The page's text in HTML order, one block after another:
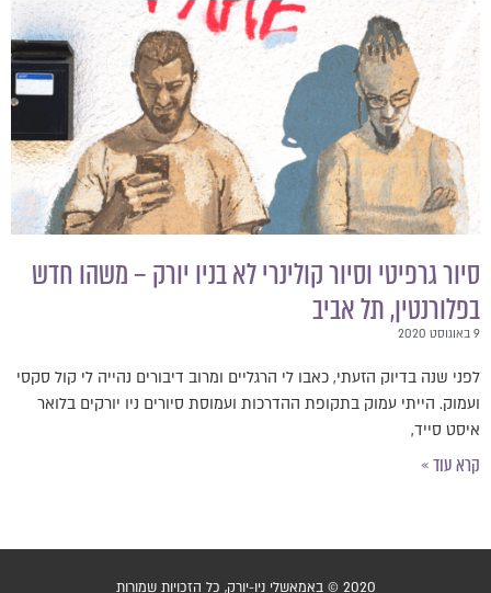
גרפיטי וסיור קולינרי לא בניו יורק – משהו חדש
תל אביב
שנה בדיוק הזעתי, כאבו לי הרגליים ומרוב דיבורים נהייה לי קול סקסי
הייתי עמוק בתקופת ההדרכות ועמוסת סיורים ניו יורקים בלואר
סייד,
עוד »
2020 © באמאשלי ניו-יורק, כל הזכויות שמורות